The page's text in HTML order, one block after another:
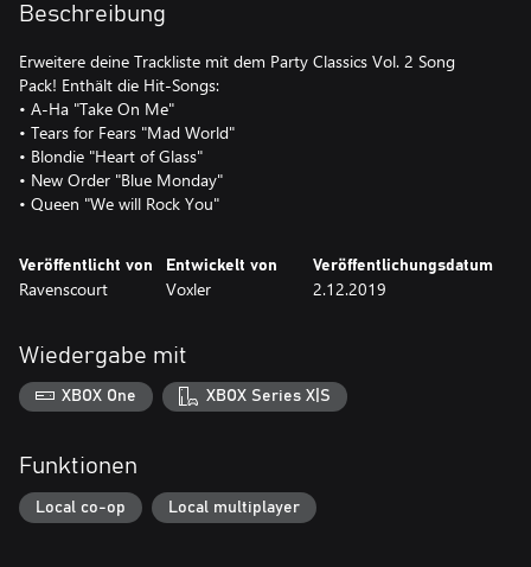
Beschreibung
Erweitere deine Trackliste mit dem Party Classics Vol. 2 Song
Pack! Enthält die Hit-Songs:
• A-Ha "Take On Me"
• Tears for Fears "Mad World"
• Blondie "Heart of Glass"
• New Order "Blue Monday"
• Queen "We will Rock You"
Veröffentlicht von
Ravenscourt
Entwickelt von
Voxler
Veröffentlichungsdatum
2.12.2019
Wiedergabe mit
XBOX One XBOX Series X|S
Funktionen
Local co-op Local multiplayer